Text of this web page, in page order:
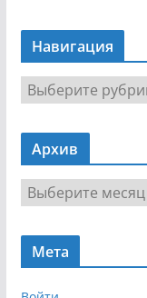
Навигация
Н
а
в
г
я
Архив
р
х
Мета